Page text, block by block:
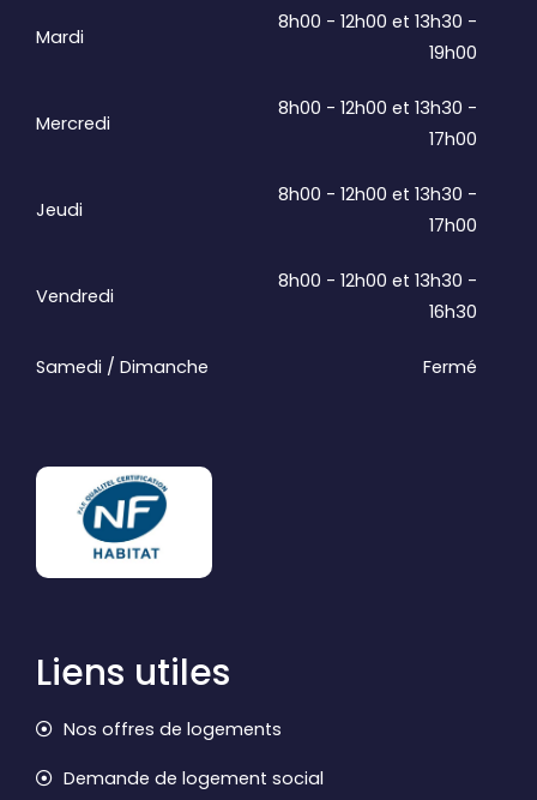
Mardi
8h00 - 12h00 et 13h30 -
19h00
Mercredi
8h00 - 12h00 et 13h30 -
17h00
Jeudi
8h00 - 12h00 et 13h30 -
17h00
Vendredi
8h00 - 12h00 et 13h30 -
16h30
Samedi / Dimanche Fermé
Liens utiles
Nos offres de logements
Demande de logement social